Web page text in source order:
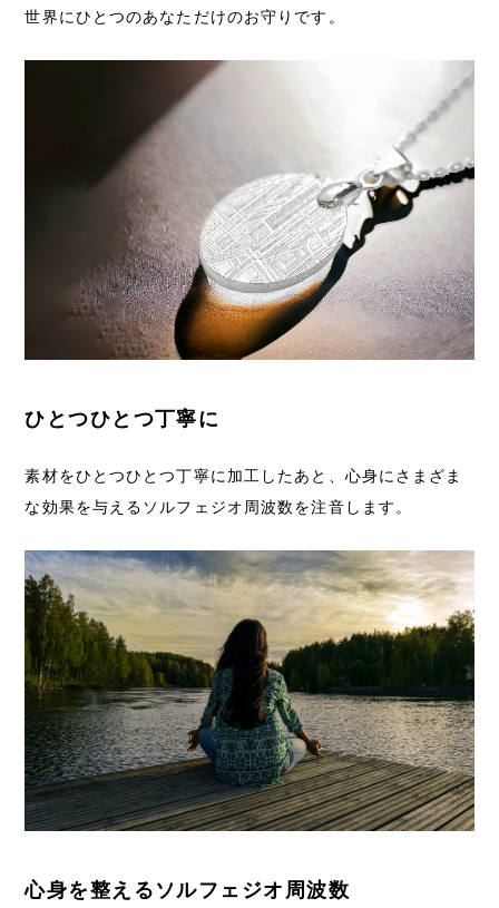
世界にひとつのあなただけのお守りです。
ひとつひとつ丁寧に
素材をひとつひとつ丁寧に加工したあと、心身にさまざま
な効果を与えるソルフェジオ周波数を注音します。
心身を整えるソルフェジオ周波数